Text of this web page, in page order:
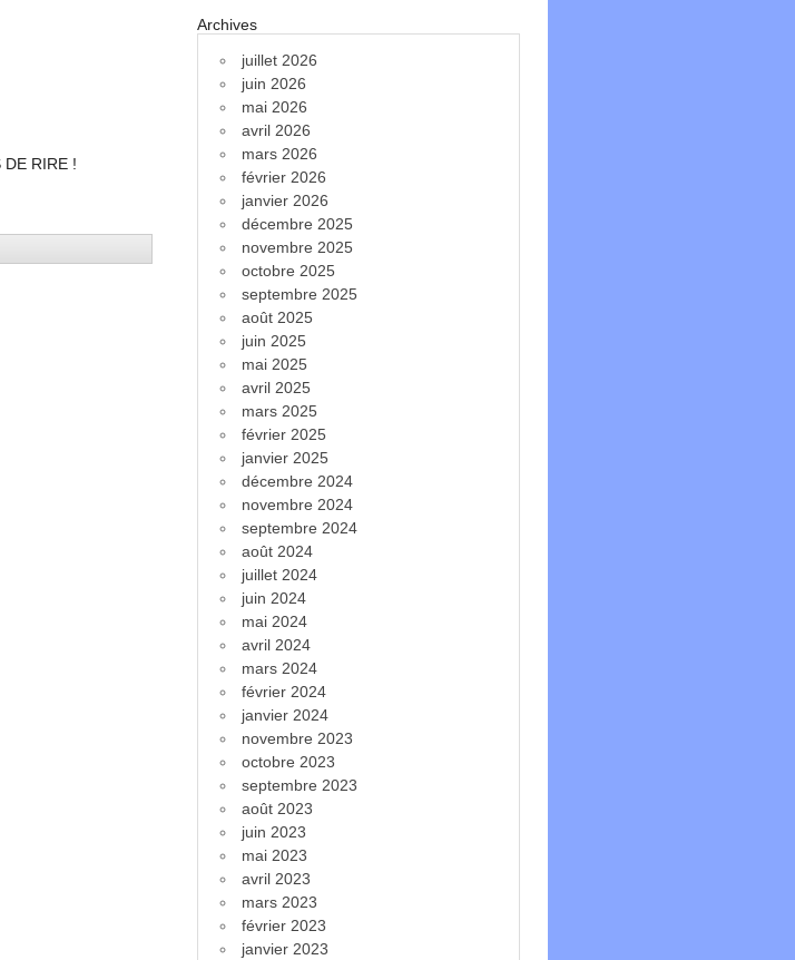
RIRE !
Archives
juillet 2026
juin 2026
mai 2026
avril 2026
mars 2026
février 2026
janvier 2026
décembre 2025
novembre 2025
octobre 2025
septembre 2025
août 2025
juin 2025
mai 2025
avril 2025
mars 2025
février 2025
janvier 2025
décembre 2024
novembre 2024
septembre 2024
août 2024
juillet 2024
juin 2024
mai 2024
avril 2024
mars 2024
février 2024
janvier 2024
novembre 2023
octobre 2023
septembre 2023
août 2023
juin 2023
mai 2023
avril 2023
mars 2023
février 2023
janvier 2023